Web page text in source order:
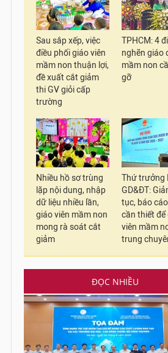
Sau sắp xếp, việc
điều phối giáo viên
mầm non thuận lợi,
đề xuất cắt giảm
thi GV giỏi cấp
trường
TPHCM: 4
nghẽn giáo
mầm non
gỡ
Nhiều hồ sơ trùng
lặp nội dung, nhập
dữ liệu nhiều lần,
giáo viên mầm non
mong rà soát cắt
giảm
Thứ trưởng
GD&ĐT:
tục, báo
cần thiết để
viên mầm
trung
ĐỌC NHIỀU